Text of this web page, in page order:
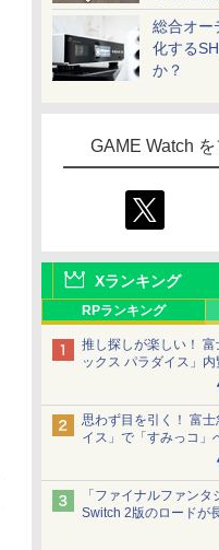
総合オー
化する
か？
GAME Watch
Xランキング
RPランキング
推し探しが楽しい！
ックス パラダイス」
思わず目を引く！ 富
イス」で「すみっコ」
ッグを食べてみた イ
ー化に挑戦。これが意
pic.x.com/Kgl04hZaeg
「ファイナルファン
Switch 2版のロード
アップデートできるよ